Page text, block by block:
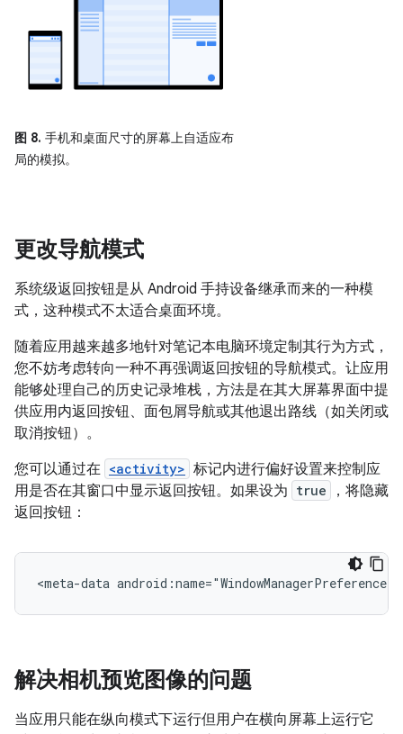
图 8. 手机和桌面尺寸的屏幕上自适应布
局的模拟。
更改导航模式
系统级返回按钮是从 Android 手持设备继承而来的一种模
式，这种模式不太适合桌面环境。
随着应用越来越多地针对笔记本电脑环境定制其行为方式，
您不妨考虑转向一种不再强调返回按钮的导航模式。让应用
能够处理自己的历史记录堆栈，方法是在其大屏幕界面中提
供应用内返回按钮、面包屑导航或其他退出路线（如关闭或
取消按钮）。
您可以通过在 <activity> 标记内进行偏好设置来控制应
用是否在其窗口中显示返回按钮。如果设为 true
，将隐藏
返回按钮：
<meta-data
解决相机预览图像的问题
当应用只能在纵向模式下运行但用户在横向屏幕上运行它